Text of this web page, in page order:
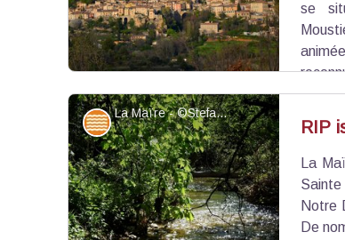
Voir l'image en plein écran
se
des plus beaux villages de France. Le
au milieu de paysages exceptionnels et
La Maïre - ©Stefano Blanc - PNR Verdon
Eaux et rivières RIP
La
Sainte
Notre
De